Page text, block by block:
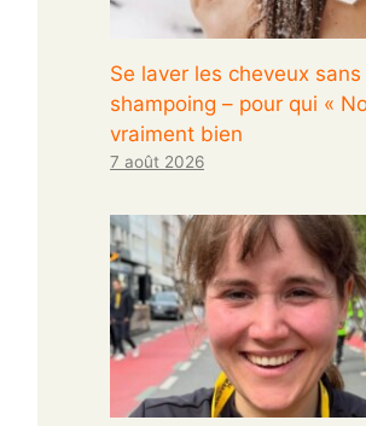
Se laver les cheveux sans
shampoing – pour qui «
vraiment bien
7 août 2026